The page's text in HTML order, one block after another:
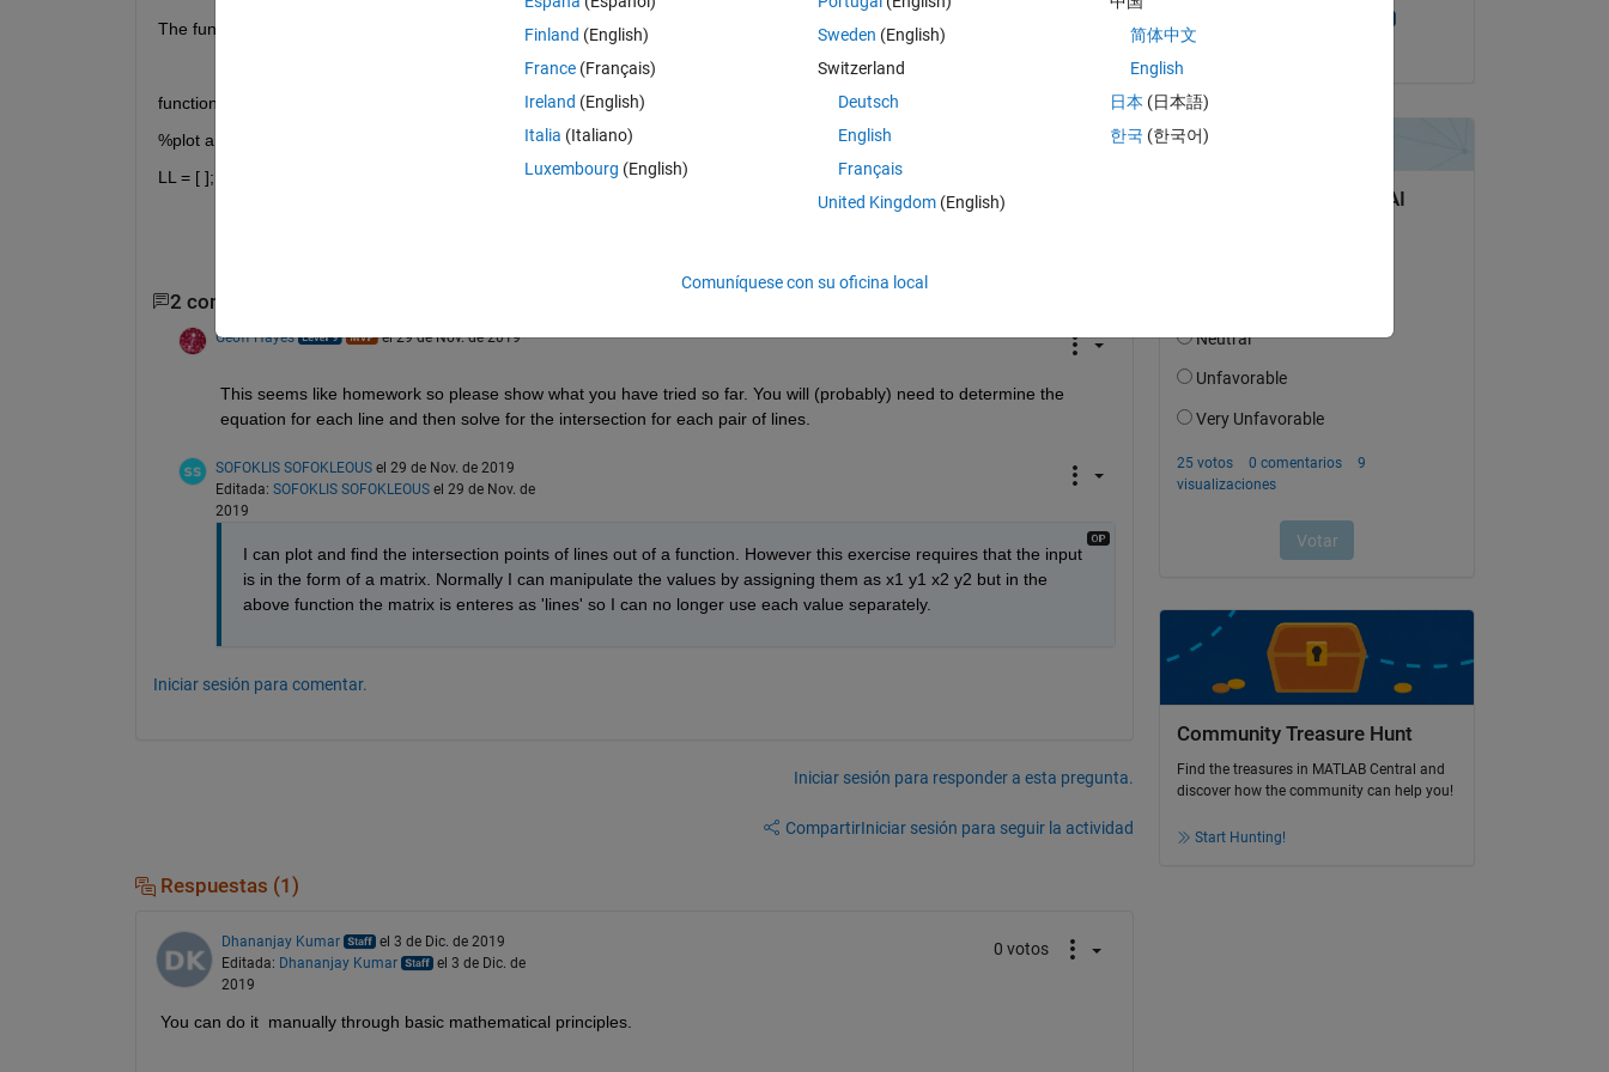
The function starts like this:
function [LL] = intersects(lines)
%plot and calculate lines and intesection
LL = [ ]; %Contains the intersection point
2 comentarios
Geoff Hayes el 29 de Nov. de 2019
This seems like homework so please show what you have tried so far. You will (probably) need to determine the
equation for each line and then solve for the intersection for each pair of lines.
SOFOKLIS SOFOKLEOUS el 29 de Nov. de 2019
Editada: SOFOKLIS SOFOKLEOUS el 29 de Nov. de
2019
I can plot and find the intersection points of lines out of a function. However this exercise requires that the input
is in the form of a matrix. Normally I can manipulate the values by assigning them as x1 y1 x2 y2 but in the
above function the matrix is enteres as 'lines' so I can no longer use each value separately.
Iniciar sesión para comentar.
Iniciar sesión para responder a esta pregunta.
CompartirIniciar sesión para seguir la actividad
Respuestas (1)
Dhananjay Kumar
el 3 de Dic. de 2019
Editada: Dhananjay Kumar
el 3 de Dic. de
2019
0 votos
You can do it  manually through basic mathematical principles.
el 3 de Dic. de 2019
Community Treasure Hunt
Find the treasures in MATLAB Central and
discover how the community can help you!
Start Hunting!
Finland (English)
France (Français)
Ireland (English)
Italia (Italiano)
Luxembourg (English)
Sweden (English)
Switzerland
Deutsch
English
Français
United Kingdom(English)
简体中文
English
日本 (日本語)
한국 (한국어)
Comuníquese con su oficina local